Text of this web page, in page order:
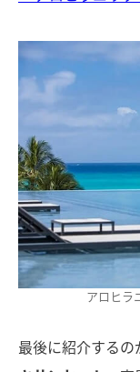
アロヒラ
最後に紹介する